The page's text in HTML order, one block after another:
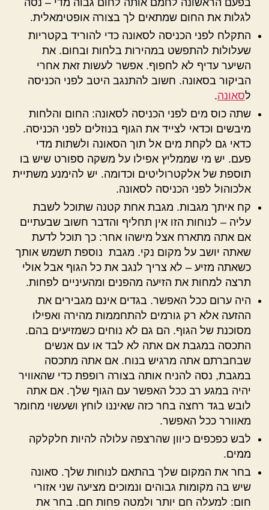
בפעם הראשונה לחמם אותה לחום גבוה מדי – נסה
לגלות את החום שמתאים לך בצורה אופטימאלית.
התקלח לפני הכניסה לסאונה כדי להוריד בקטריות
שעלולות להתפשט במהירות בלחות ובחום. את
השיער עדיף לא לחפוף. אפשר לעשות זאת אחרי
הביקור בסאונה. חשוב להתנגב היטב לפני הכניסה
לסאונה.
שתה כוס מים לפני הכניסה לסאונה: החום והלחות
מיבשים וכדאי לצייד את הגוף בנוזלים לפני הכניסה.
כדאי גם לקחת מים אל תוך הסאונה ולשתות מדי
פעם. יש מי שממליץ אפילו על משקה ספורט שיש בו
תוספת של אלקטרוליטים וכדומה. יש להימנע משתיית
אלכוהול לפני הכניסה לסאונה.
קח איתך מגבות. מגבת אחת קטנה שתוכל לשבת
עליה – לנוחות הזו אין תחליף והדבר חשוב שבעתיים
אם אתה מתארח אצל מישהו אחר: כך תוכל לדעת
שאתה יושב על מקום נקי. מגבת נוספת תשמש אותך
כשאתה מזיע – לא צריך לנגב את כל הגוף אבל אולי
תרצה למחות את הזיעה מהפנים ומהעיניים לפחות.
היה ערום ככל האפשר. בגדים אינם מגבירים את
ההזעה אלא רק גורמים להתחממות מהירה ואפילו
מסוכנת של הגוף. הם גם לא נוחים כשמזיעים בהם.
התכסה במגבת אם אתה לא לבד או עם אנשים
שבחברתם אתה מרגיש בנוח. אם אתה מתכסה
במגבת, נסה להניח אותה בצורה רופפת כדי שהאוויר
יהיה במגע רב ככל האפשר עם הגוף שלך. אם אתה
לובש בגד רחצה בחר כזה שאיננו לוחץ ושעשוי מחומר
מאוורר ככל האפשר.
לבש כפכפים כיוון שהרצפה עלולה להיות חלקלקה
ממים.
בחר את המקום שלך בהתאם לנוחות שלך. סאונה
שיש בה מקומות גבוהים ונמוכים מציעה שני אזורי
חום: למעלה חם יותר ולמטה פחות חם. בחר את